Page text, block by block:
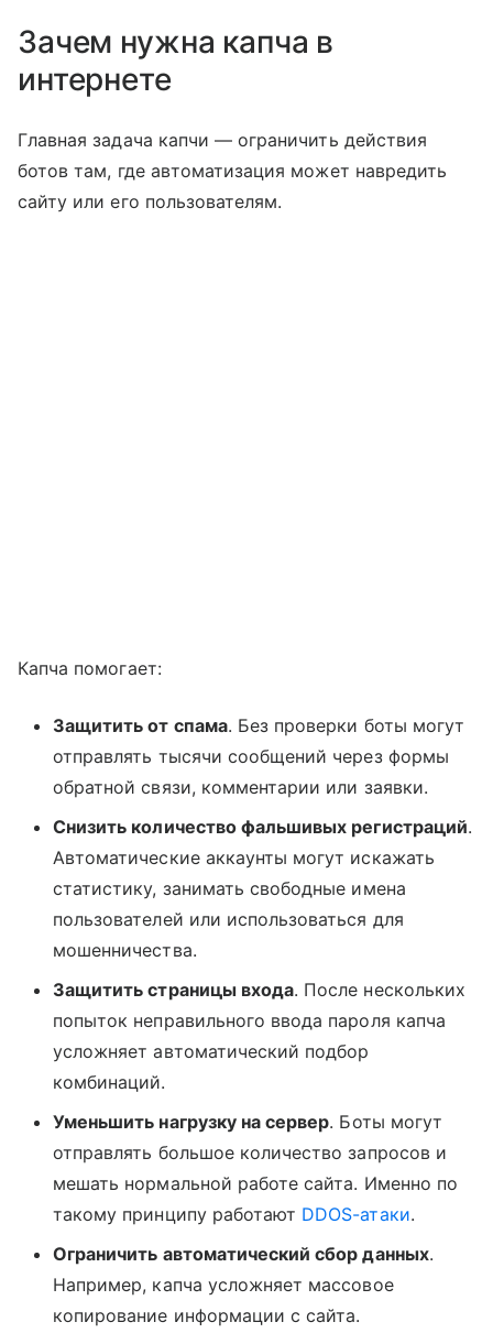
Зачем нужна капча в
интернете
Главная задача капчи — ограничить действия
ботов там, где автоматизация может навредить
сайту или его пользователям.
Капча помогает:
Защитить от спама. Без проверки боты могут
отправлять тысячи сообщений через формы
обратной связи, комментарии или заявки.
Снизить количество фальшивых регистраций.
Автоматические аккаунты могут искажать
статистику, занимать свободные имена
пользователей или использоваться для
мошенничества.
Защитить страницы входа. После нескольких
попыток неправильного ввода пароля капча
усложняет автоматический подбор
комбинаций.
Уменьшить нагрузку на сервер. Боты могут
отправлять большое количество запросов и
мешать нормальной работе сайта. Именно по
такому принципу работают DDOS-атаки.
Ограничить автоматический сбор данных.
Например, капча усложняет массовое
копирование информации с сайта.